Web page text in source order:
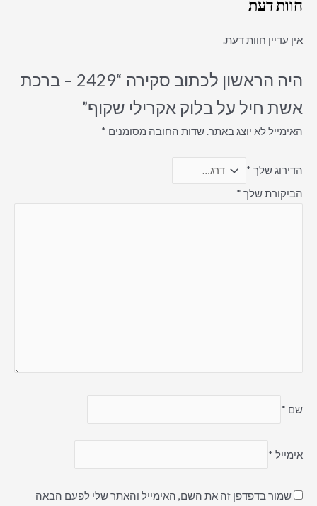
חוות דעת
אין עדיין חוות דעת.
היה הראשון לכתוב סקירה “2429 – ברכת
אשת חיל על בלוק אקרילי שקוף”
האימייל לא יוצג באתר.שדות החובה מסומנים *
הדירוג שלך *
הביקורת שלך *
שם *
אימייל *
שמור בדפדפן זה את השם, האימייל והאתר שלי לפעם הבאה